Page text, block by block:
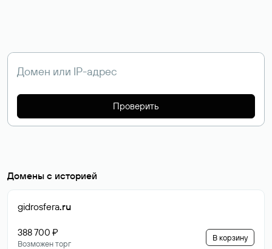
Проверить
Домены с историей
gidrosfera.ru
388 700 ₽
Возможен торг
В корзину